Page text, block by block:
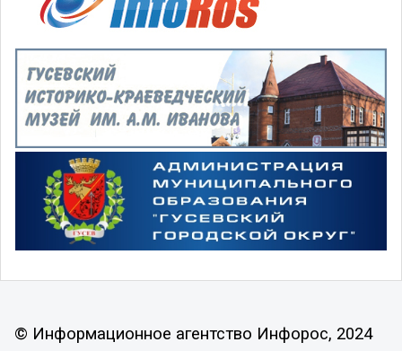
© Информационное агентство Инфорос, 2024